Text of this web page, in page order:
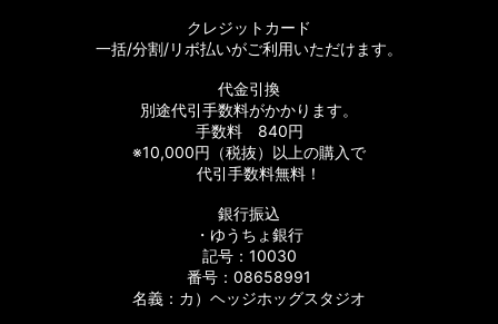
【シマノ】11バイオマスター［BIOMASTER］対応 カスタムパ
【シマノ】08バイオマスター［BIOMASTER］対応 カスタムパ
【シマノ】06バイオマスターMg［BIOMASTER Mg］対応 カ
【シマノ】13-16バイオマスターSW［BIOMASTER SW］対応
【シマノ】10バイオマスターSW［BIOMASTER SW］対応 カ
クレジットカード
一括/分割/リボ払いがご利用いただけます。
代金引換
別途代引手数料がかかります。
手数料 840円
※10,000円（税抜）以上の購入で
代引手数料無料！
銀行振込
・ゆうちょ銀行
記号：10030
番号：08658991
名義：カ）ヘッジホッグスタジオ